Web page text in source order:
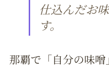
仕込んだお
す。
那覇で「自分の味